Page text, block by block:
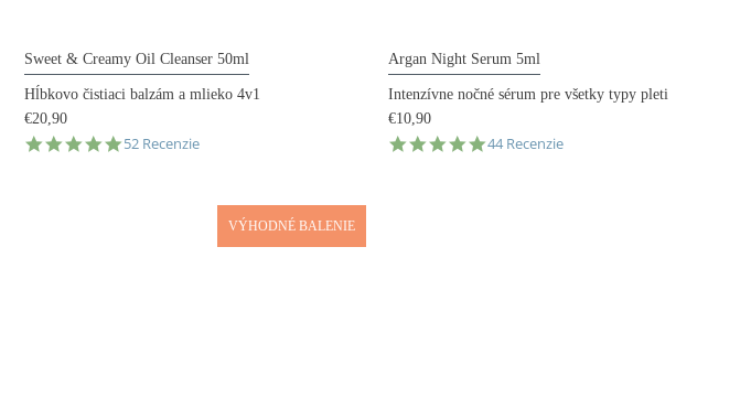
Sweet & Creamy Oil Cleanser 50ml
Hĺbkovo čistiaci balzám a mlieko 4v1
€20,90
4.9
52 Recenzie
Argan Night Serum 5ml
Intenzívne nočné sérum pre všetky typy pleti
€10,90
4.9
44 Recenzie
VÝHODNÉ BALENIE